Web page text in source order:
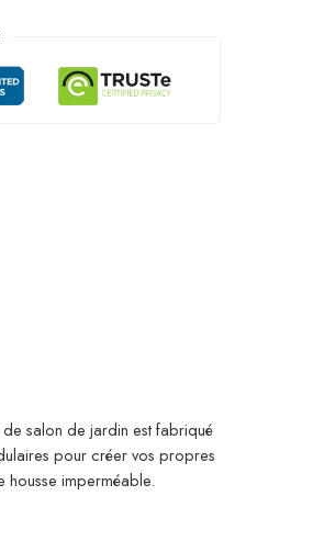
salon de jardin est fabriqué
pour créer vos propres
imperméable.